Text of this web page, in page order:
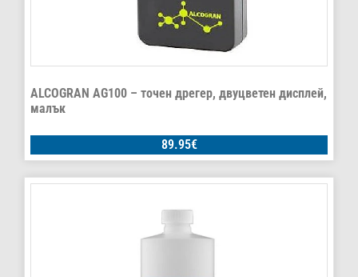
ALCOGRAN AG100 – точен дрегер, двуцветен дисплей,
малък
89.95€